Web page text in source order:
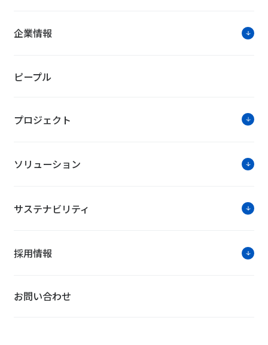
企業情報
ピープル
プロジェクト
ソリューション
サステナビリティ
採用情報
お問い合わせ